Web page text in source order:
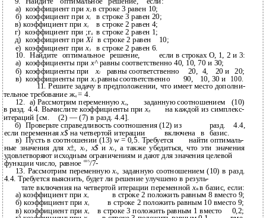
а) коэффициент прих2 в строке 3 равен 10;
б) коэффициент приxt в строке 3 равен 20;
в) коэффициент приxz в строке 2 равен 4;
г) коэффициент при ;г4
в строке 2 равен 1;
д) коэффициент приXi в строке 2 равен 10;
е) коэффициент прих3 в строке 2 равен 6.
10. Найдите оптимальное решение,
если в строках О, 1, 2 и 3:
а) коэффициенты прих^ равны соответственно 40, 10, 70 и 30;
б) коэффициенты при х2 равны соответственно 20, 4, 20 и
20;
в) коэффициенты прих3 равны соответственно 90, 10, 30 и 100.
11. Решите задачу в предположении, что имеет место дополни-
тельное требование ж4= 4.
12. а) Рассмотрим переменнуюха, заданную соотношением (10)
в разд. 4.4. Вычислите коэффициенты прих8
на каждой из симплекс-
итераций [см.
(2) — (7) в разд. 4.4].
б) Проверьте справедливость соотношения (12) из разд. 4.4,
если переменнаях$ на четвертой итерации включена в
базис.
в) Пусть в соотношении (13)w= 0,5. Требуется
найти оптималь-
ные значения для х±, х3 , х$иxs ,а также убедиться, что эти значения
удовлетворяют исходным ограничениям и дают для значения целевой
функции число, равное 695/7-
13. Рассмотрим переменнуюxs, заданную соотношением (10) в разд.
4.4. Требуется выяснить, будет ли решение улучшено в резуль-
тате включения на четвертой итерации переменнойх&в базис, если:
а) коэффициент приxs в строке 2 положить равным 8 вместо 9;
б) коэффициент приxs
в строке 2 положить равным 10 вместо 9;
в) коэффициент приxs в строке 3 положить равным 1 вместо 0,2;